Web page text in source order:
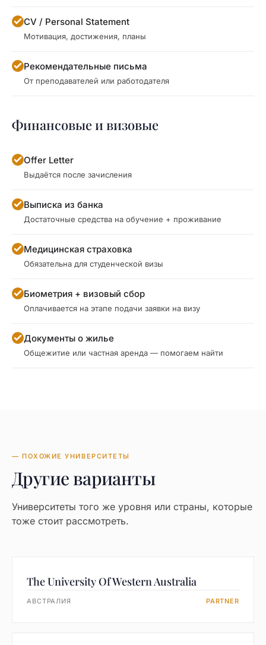
CV / Personal Statement
Мотивация, достижения, планы
Рекомендательные письма
От преподавателей или работодателя
Финансовые и визовые
Offer Letter
Выдаётся после зачисления
Выписка из банка
Достаточные средства на обучение + проживание
Медицинская страховка
Обязательна для студенческой визы
Биометрия + визовый сбор
Оплачивается на этапе подачи заявки на визу
Документы о жилье
Общежитие или частная аренда — помогаем найти
— ПОХОЖИЕ УНИВЕРСИТЕТЫ
Другие варианты
Университеты того же уровня или страны, которые
тоже стоит рассмотреть.
The University Of Western Australia
АВСТРАЛИЯ PARTNER